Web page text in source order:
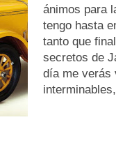
ánimos para
tengo hasta
tanto que
secretos de
día me verás